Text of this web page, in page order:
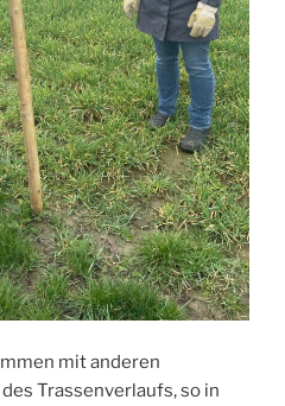
mit anderen
Trassenverlaufs, so in